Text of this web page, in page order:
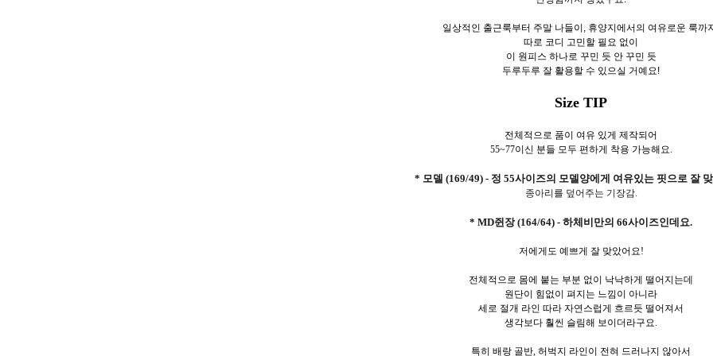
일상적인 출근룩부터 주말 나들이, 휴양지에서의 여유로운 룩까
따로 코디 고민할 필요 없이
이 원피스 하나로 꾸민 듯 안 꾸민 듯
두루두루 잘 활용할 수 있으실 거예요!
Size TIP
전체적으로 품이 여유 있게 제작되어
55~77이신 분들 모두 편하게 착용 가능해요.
* 모델 (169/49) - 정 55사이즈의 모델양에게 여유있는 핏으로 잘
종아리를 덮어주는 기장감.
* MD쥔장 (164/64) - 하체비만의 66사이즈인데요.
저에게도 예쁘게 잘 맞았어요!
전체적으로 몸에 붙는 부분 없이 낙낙하게 떨어지는데
원단이 힘없이 펴지는 느낌이 아니라
세로 절개 라인 따라 자연스럽게 흐르듯 떨어져서
생각보다 훨씬 슬림해 보이더라구요.
특히 배랑 골반, 허벅지 라인이 전혀 드러나지 않아서